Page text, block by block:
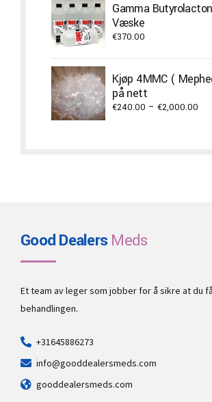
Gamma
Væske
€370.00
Kjøp 4MMC (
på nett
€240.00 – €2,000.00
Good DealersMeds
Et team av leger som jobber for å sikre at du
behandlingen.
+31645886273
info@gooddealersmeds.com
gooddealersmeds.com